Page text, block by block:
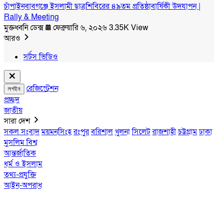
চাঁপাইনবাবগঞ্জে ইসলামী ছাত্রশিবিরের ৪৯তম প্রতিষ্ঠাবার্ষিকী উদযাপন |
Rally & Meeting
মুক্তধ্বনি ডেক্স
ফেব্রুয়ারি ৬, ২০২৬3.35K View
আরও
সর্টস ভিডিও
লগইন
রেজিস্ট্রেশন
প্রচ্ছদ
জাতীয়
সারা দেশ
সকল সংবাদময়মনসিংহরংপুরবরিশালখুলনাসিলেটরাজশাহীচট্টগ্রামঢাকা
মুসলিম বিশ্ব
আন্তর্জাতিক
ধর্ম ও ইসলাম
তথ্য-প্রযুক্তি
আইন-অপরাধ